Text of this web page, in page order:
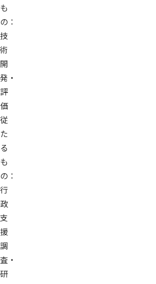
も
の：
技
術
開
発・
評
価
従
た
る
も
の：
行
政
支
援
調
査・
研